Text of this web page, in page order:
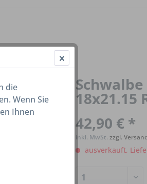
18x21.15
42,90 € *
inkl. MwSt. zzgl.
ausverkauft,
die
Wenn Sie
Ihnen